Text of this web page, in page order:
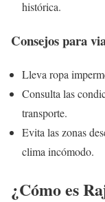
histórica.
Consejos para
Lleva ropa
Consulta las
transporte.
Evita las zonas
clima incómodo.
¿Cómo es